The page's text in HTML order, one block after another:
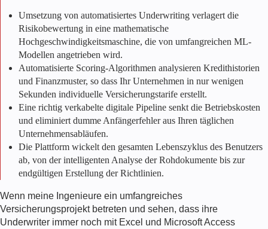
Umsetzung von automatisiertes Underwriting verlagert die
Risikobewertung in eine mathematische
Hochgeschwindigkeitsmaschine, die von umfangreichen ML-
Modellen angetrieben wird.
Automatisierte Scoring-Algorithmen analysieren Kredithistorien
und Finanzmuster, so dass Ihr Unternehmen in nur wenigen
Sekunden individuelle Versicherungstarife erstellt.
Eine richtig verkabelte digitale Pipeline senkt die Betriebskosten
und eliminiert dumme Anfängerfehler aus Ihren täglichen
Unternehmensabläufen.
Die Plattform wickelt den gesamten Lebenszyklus des Benutzers
ab, von der intelligenten Analyse der Rohdokumente bis zur
endgültigen Erstellung der Richtlinien.
Wenn meine Ingenieure ein umfangreiches
Versicherungsprojekt betreten und sehen, dass ihre
Underwriter immer noch mit Excel und Microsoft Access